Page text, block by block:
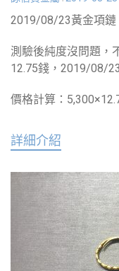
2019/08/23黃金項鏈
測驗後純度沒問題，
12.75錢，2019/08/
價格計算：
詳細介紹